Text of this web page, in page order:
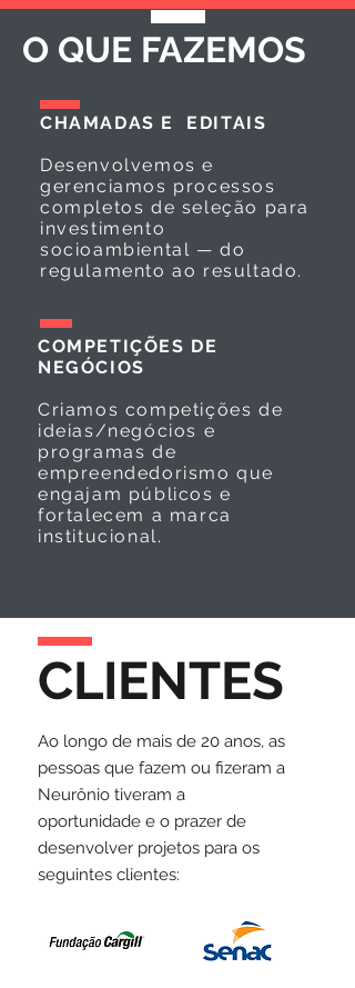
O QUE FAZEMOS
CHAMADAS E EDITAIS
Desenvolvemos e
gerenciamos processos
completos de seleção para
investimento
socioambiental — do
regulamento ao resultado.
COMPETIÇÕES DE
NEGÓCIOS
Criamos competições de
ideias/negócios e
programas de
empreendedorismo que
engajam públicos e
fortalecem a marca
institucional.
CLIENTES
Ao longo de mais de 20 anos, as
pessoas que fazem ou fizeram a
Neurônio tiveram a
oportunidade e o prazer de
desenvolver projetos para os
seguintes clientes: